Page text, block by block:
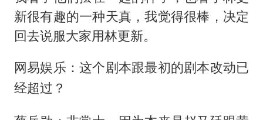
新很有趣的一种天真，我觉得很棒，决定
回去说服大家用林更新。
网易娱乐：这个剧本跟最初的剧本改动已
经超过？